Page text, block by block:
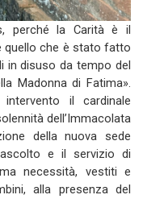
perché la Carità è il
quello che è stato fatto
in disuso da tempo del
Madonna di Fatima».
il cardinale
dell’Immacolata
della nuova sede
e il servizio di
necessità, vestiti e
alla presenza del